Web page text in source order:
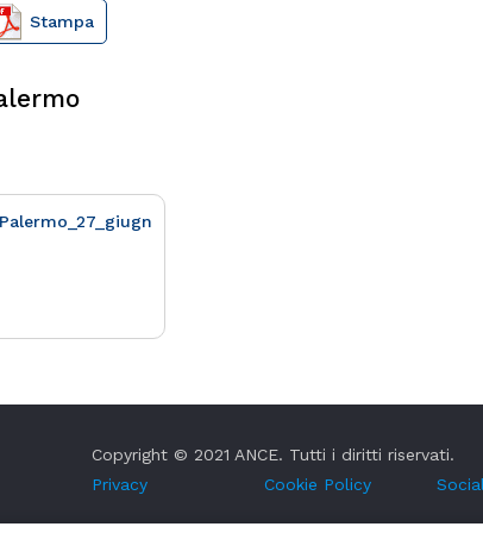
Stampa
Copyright © 2021 ANCE. Tutti i diritti riservati.
Privacy
Cookie Policy